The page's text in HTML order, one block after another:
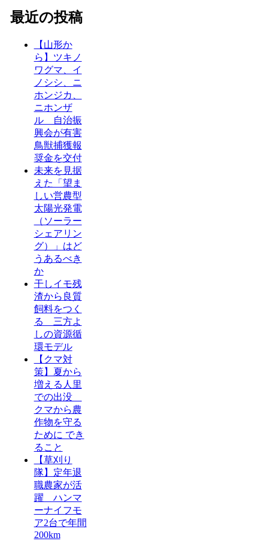
最近の投稿
【山形か
ら】ツキノ
ワグマ、イ
ノシシ、ニ
ホンジカ、
ニホンザ
ル 自治振
興会が有害
鳥獣捕獲報
奨金を交付
未来を見据
えた「望ま
しい営農型
太陽光発電
（ソーラー
シェアリン
グ）」はど
うあるべき
か
干しイモ残
渣から良質
飼料をつく
る 三方よ
しの資源循
環モデル
【クマ対
策】夏から
増える人里
での出没
クマから農
作物を守る
ために でき
ること
【草刈り
隊】定年退
職農家が活
躍 ハンマ
ーナイフモ
ア2台で年間
200km